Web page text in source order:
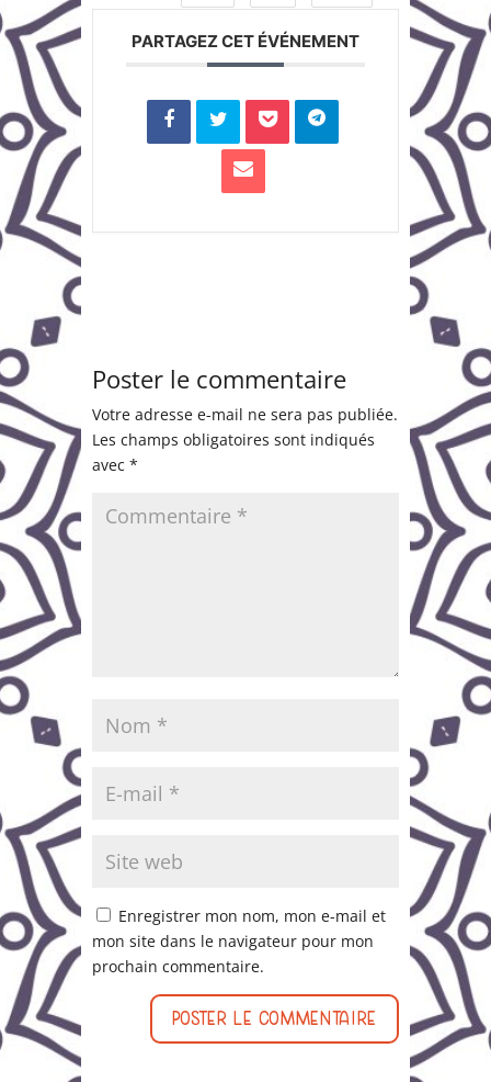
PARTAGEZ CET ÉVÉNEMENT
Poster le commentaire
Votre adresse e-mail ne sera pas publiée.
Les champs obligatoires sont indiqués
avec *
Enregistrer mon nom, mon e-mail et
mon site dans le navigateur pour mon
prochain commentaire.